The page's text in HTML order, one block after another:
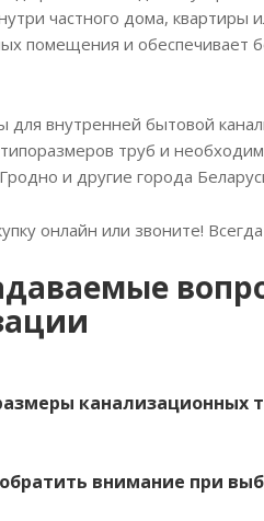
частного дома, квартиры
помещения и обеспечивает
для внутренней бытовой
труб и
и другие города
онлайн или звоните!
канализационных
внимание при